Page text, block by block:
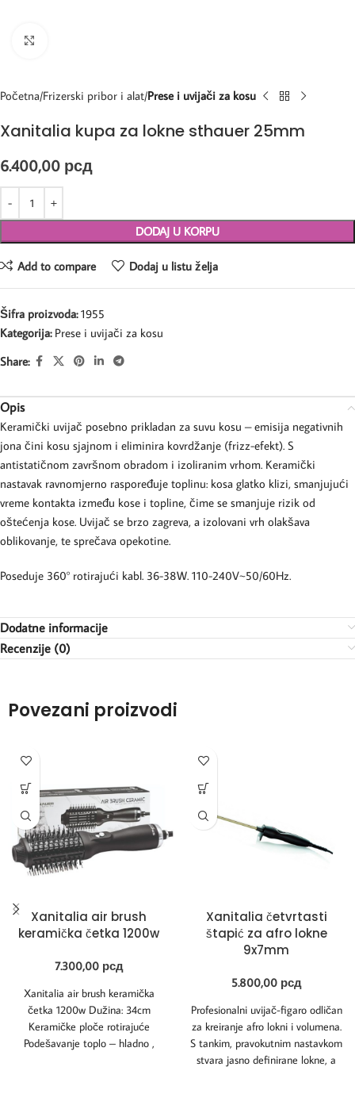
Početna Frizerski pribor i alat Prese i uvijači za kosu
Xanitalia kupa za lokne sthauer 25mm
6.400,00 рсд
DODAJ U KORPU
Add to compare Dodaj u listu želja
Šifra proizvoda:1955
Kategorija: Prese i uvijači za kosu
Share:
Opis
Keramički uvijač posebno prikladan za suvu kosu – emisija negativnih
jona čini kosu sjajnom i eliminira kovrdžanje (frizz-efekt). S
antistatičnom završnom obradom i izoliranim vrhom. Keramički
nastavak ravnomjerno raspoređuje toplinu: kosa glatko klizi, smanjujući
vreme kontakta između kose i topline, čime se smanjuje rizik od
oštećenja kose. Uvijač se brzo zagreva, a izolovani vrh olakšava
oblikovanje, te sprečava opekotine.
Poseduje 360° rotirajući kabl. 36-38W. 110-240V~50/60Hz.
Dodatne informacije
Recenzije (0)
Povezani proizvodi
Xanitalia air brush
keramička četka 1200w
7.300,00 рсд
Xanitalia air brush keramička
četka 1200w Dužina: 34cm
Keramičke ploče rotirajuće
Podešavanje toplo – hladno ,
Xanitalia četvrtasti
štapić za afro lokne
9x7mm
5.800,00 рсд
Profesionalni uvijač-figaro odličan
za kreiranje afro lokni i volumena.
S tankim, pravokutnim nastavkom
stvara jasno definirane lokne, a